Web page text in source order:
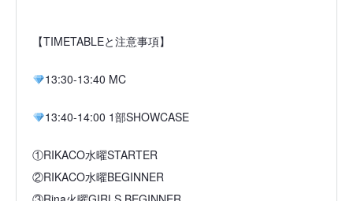
【TIMETABLEと注意事項】
13:30-13:40 MC
13:40-14:00 1部SHOWCASE
①RIKACO水曜STARTER
②RIKACO水曜BEGINNER